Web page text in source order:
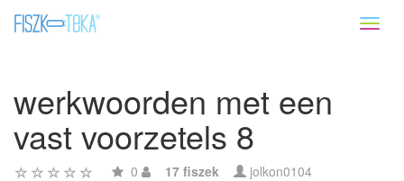
werkwoorden met een
vast voorzetels 8
0 17 fiszek jolkon0104